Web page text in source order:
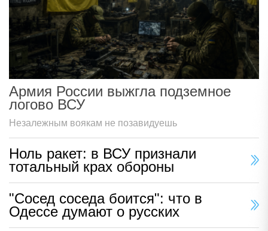
Армия России выжгла подземное
логово ВСУ
Незалежным воякам не позавидуешь
Ноль ракет: в ВСУ признали
тотальный крах обороны
"Сосед соседа боится": что в
Одессе думают о русских